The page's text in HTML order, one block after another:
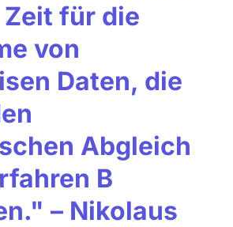
für die
von
Daten, die
Abgleich
B
– Nikolaus